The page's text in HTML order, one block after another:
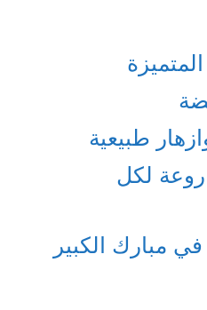
طبيعية
روعة لكل
مبارك الكبير